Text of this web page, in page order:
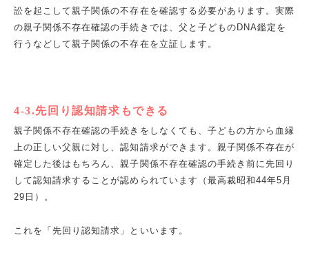
訟を起こして親子関係の不存在を確認する必要があります。実際
の親子関係不存在確認の手続きでは、父と子どものDNA鑑定を
行うなどして親子関係の不存在を立証します。
4-3.先回り認知請求もできる
親子関係不存在確認の手続きをしなくても、子どもの方から血縁
上の正しい父親に対し、認知請求ができます。親子関係不存在が
確定した後はもちろん、親子関係不存在確認の手続き前に先回り
して認知請求することが認められています（最高裁昭和44年5月
29日）。
これを「先回り認知請求」といいます。